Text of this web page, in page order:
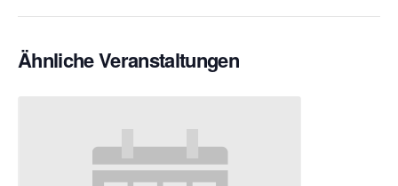
Ähnliche Veranstaltungen